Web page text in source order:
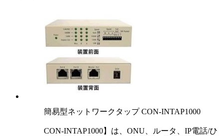
簡易型ネットワークタップ CON-INTAP1000
CON-INTAP1000】は、ONU、ルータ、IP電話/ひ